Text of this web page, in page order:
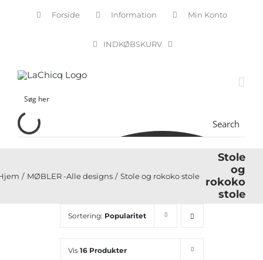
Forside Information Min Konto
INDKØBSKURV
Search
Stole
og
rokoko
stole
MØBLER -Alle designs Stole og rokoko stole
Sortering: Popularitet
Vis 16 Produkter